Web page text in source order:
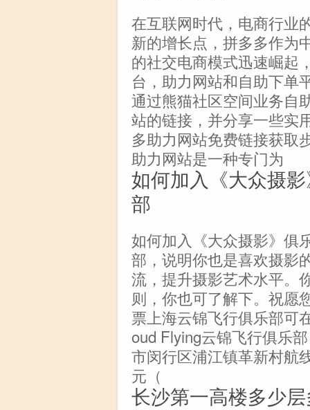
在互联网时代，电商行业
新的增长点，拼多多作为
的社交电商模式迅速崛起
台，助力网站和自助下单
通过熊猫社区空间业务自
站的链接，并分享一些实
多助力网站免费链接获取
助力网站是一种专门为
如何加入《大众摄
部
如何加入《大众摄影》俱
部，说明你也是喜欢摄影
流，提升摄影艺术水平。
则，你也可了解下。祝愿
票上海云锦飞行俱乐部可
oud Flying云锦飞行俱乐
市闵行区浦江镇革新村航
元（
长沙第一高楼多少